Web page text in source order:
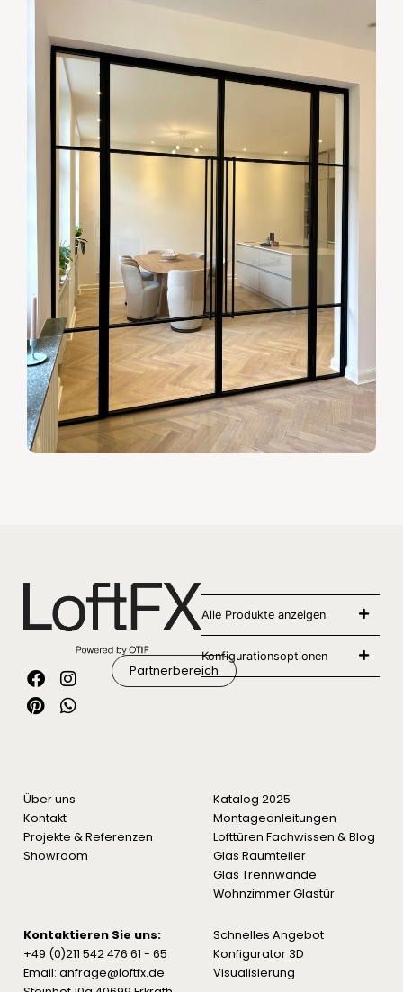
Partnerbereich
Alle Produkte anzeigen
Konfigurationsoptionen
Kontaktieren Sie uns:
+49 (0)211 542 476 61 - 65
Email: anfrage@loftfx.de
Über uns
Kontakt
Projekte & Referenzen
Showroom
Schnelles Angebot
Konfigurator 3D
Visualisierung
Katalog 2025
Montageanleitungen
Lofttüren Fachwissen & Blog
Glas Raumteiler
Glas Trennwände
Wohnzimmer Glastür